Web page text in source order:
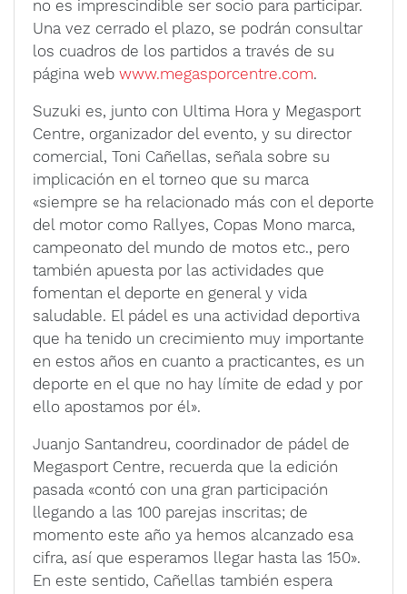
no es imprescindible ser socio para participar.
Una vez cerrado el plazo, se podrán consultar
los cuadros de los partidos a través de su
página web www.megasporcentre.com.
Suzuki es, junto con Ultima Hora y Megasport
Centre, organizador del evento, y su director
comercial, Toni Cañellas, señala sobre su
implicación en el torneo que su marca
«siempre se ha relacionado más con el deporte
del motor como Rallyes, Copas Mono marca,
campeonato del mundo de motos etc., pero
también apuesta por las actividades que
fomentan el deporte en general y vida
saludable. El pádel es una actividad deportiva
que ha tenido un crecimiento muy importante
en estos años en cuanto a practicantes, es un
deporte en el que no hay límite de edad y por
ello apostamos por él».
Juanjo Santandreu, coordinador de pádel de
Megasport Centre, recuerda que la edición
pasada «contó con una gran participación
llegando a las 100 parejas inscritas; de
momento este año ya hemos alcanzado esa
cifra, así que esperamos llegar hasta las 150».
En este sentido, Cañellas también espera